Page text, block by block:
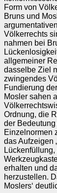
Form von
Bruns und
Völkerrechts
nahmen bei
allgemeiner
dasselbe Ziel
zwingendes
Fundierung
Mosler sahen
Ordnung, die
der
Einzelnormen
das Aufzeigen
erhalten und
herzustellen.
Moslers‘